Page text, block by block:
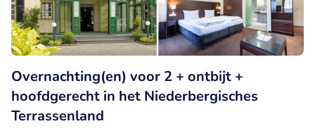
Overnachting(en) voor 2 + ontbijt +
hoofdgerecht in het Niederbergisches
Terrassenland